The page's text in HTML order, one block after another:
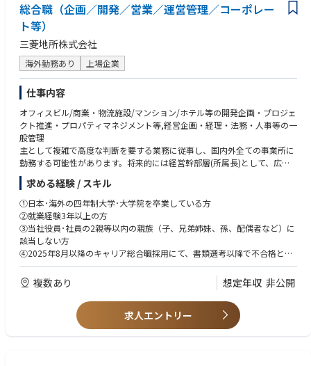
総合職（企画／開発／営業／運営管理／コーポレー
ト等）
三菱地所株式会社
海外勤務あり 上場企業
仕事内容
オフィスビル/商業・物流施設/マンション/ホテル等の開発企画・プロジェ
クト推進・プロパティマネジメント等,経営企画・経理・法務・人事等の一
般管理
主として複雑で高度な判断を要する業務に従事し、国内外全ての事業所に
勤務する可能性があります。将来的には経営幹部層(所属長)として、広範
かつ高度なマネジメント業務・専門業務を担うことが期待されています。
【職務例】
●オフィスビル・商業施設の開発企画、賃貸、運営管理
●マンション等住宅の開発企画、賃貸、分譲
●物流施設の開発企画・賃貸
●空港ターミナルの運営
●クライアントに対するソリューション営業
●経営企画・経理・人事との一般管理 等
※ジョブローテーションあり
■配属部署はご経験に応じて決定いたします。
求める経験 / スキル
①日本･海外の四年制大学･大学院を卒業している方
②就業経験3年以上の方
③当社役員･社員の2親等以内の親族（子、兄弟姉妹、孫、配偶者など）に
該当しない方
④2025年8月以降のキャリア総合職採用にて、書類選考以降で不合格とな
っていない方
上記4つの条件を満たす必要があります。
※内定後、原則半年以内迄の入社とします。
現職とのご調整により難しい場合は、面接時に個別にお問い合わせくださ
複数あり 想定年収 非公開
求人エントリー